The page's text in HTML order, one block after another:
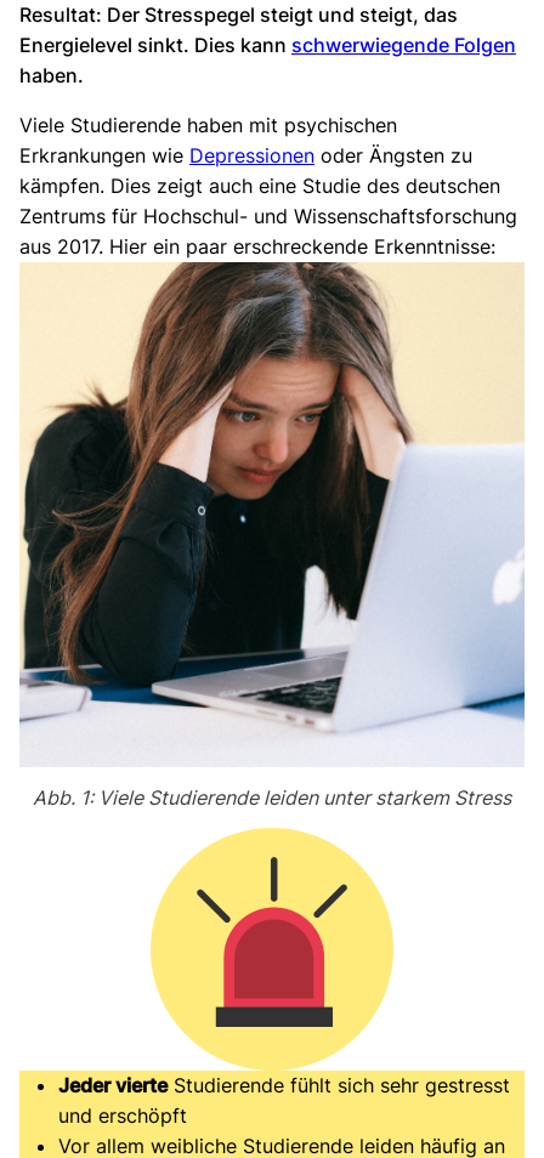
Resultat: Der Stresspegel steigt und steigt, das
Energielevel sinkt. Dies kann schwerwiegende Folgen
haben.
Viele Studierende haben mit psychischen
Erkrankungen wie Depressionen oder Ängsten zu
kämpfen. Dies zeigt auch eine Studie des deutschen
Zentrums für Hochschul- und Wissenschaftsforschung
aus 2017. Hier ein paar erschreckende Erkenntnisse:
Abb. 1: Viele Studierende leiden unter starkem Stress
Jeder vierteStudierende fühlt sich sehr gestresst
und erschöpft
Vor allem weibliche Studierende leiden häufig an